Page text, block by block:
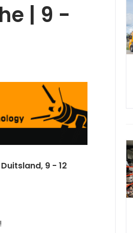
| 9 -
9 - 12